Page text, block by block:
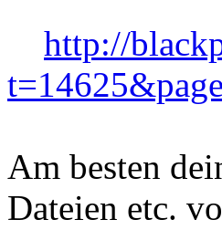
http://
Am besten
Dateien etc.